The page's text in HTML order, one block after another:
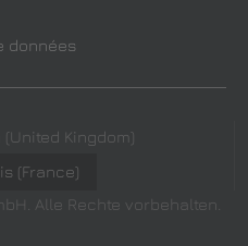
données
Alle Rechte vorbehalten.